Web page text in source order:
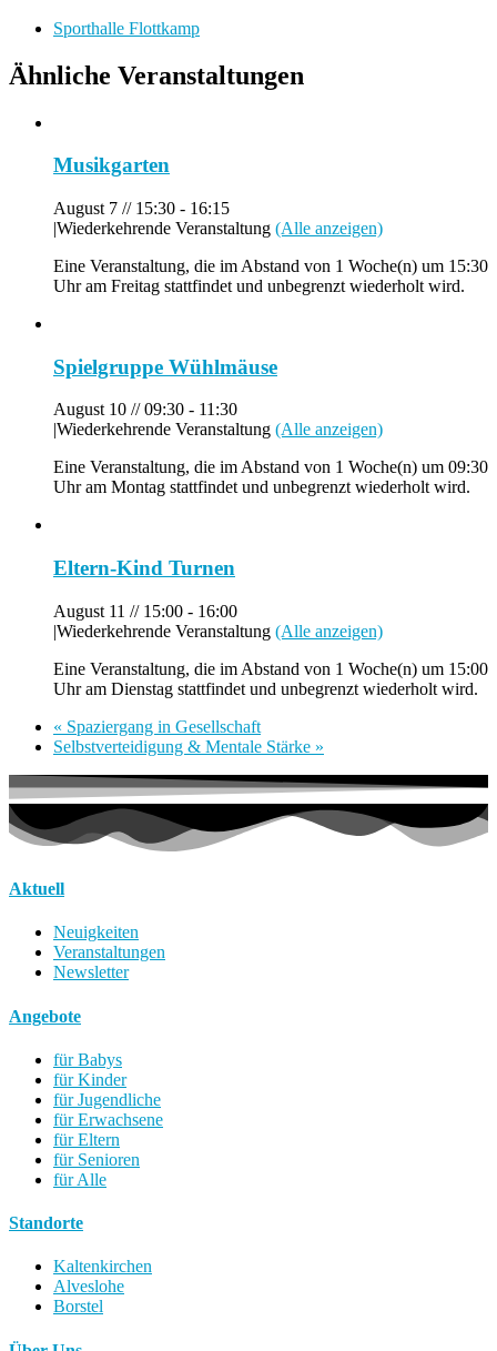
Sporthalle Flottkamp
Ähnliche Veranstaltungen
Musikgarten
August 7 // 15:30 - 16:15
|Wiederkehrende Veranstaltung (Alle anzeigen)
Eine Veranstaltung, die im Abstand von 1 Woche(n) um 15:30
Uhr am Freitag stattfindet und unbegrenzt wiederholt wird.
Spielgruppe Wühlmäuse
August 10 // 09:30 - 11:30
|Wiederkehrende Veranstaltung (Alle anzeigen)
Eine Veranstaltung, die im Abstand von 1 Woche(n) um 09:30
Uhr am Montag stattfindet und unbegrenzt wiederholt wird.
Eltern-Kind Turnen
August 11 // 15:00 - 16:00
|Wiederkehrende Veranstaltung (Alle anzeigen)
Eine Veranstaltung, die im Abstand von 1 Woche(n) um 15:00
Uhr am Dienstag stattfindet und unbegrenzt wiederholt wird.
« Spaziergang in Gesellschaft
Selbstverteidigung & Mentale Stärke »
Aktuell
Neuigkeiten
Veranstaltungen
Newsletter
Angebote
für Babys
für Kinder
für Jugendliche
für Erwachsene
für Eltern
für Senioren
für Alle
Standorte
Kaltenkirchen
Alveslohe
Borstel